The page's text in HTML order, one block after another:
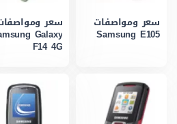
سعر ومواصفات
Samsung E105
سعر
Galaxy
F14 4G